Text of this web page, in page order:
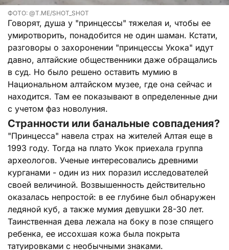
ФОТО: @T.ME/SHOT_SHOT
Говорят, душа у "принцессы" тяжелая и, чтобы ее
умиротворить, понадобится не один шаман. Кстати,
разговоры о захоронении "принцессы Укока" идут
давно, алтайские общественники даже обращались
в суд. Но было решено оставить мумию в
Национальном алтайском музее, где она сейчас и
находится. Там ее показывают в определенные дни
с учетом фаз новолуния.
Странности или банальные совпадения?
"Принцесса" навела страх на жителей Алтая еще в
1993 году. Тогда на плато Укок приехала группа
археологов. Ученые интересовались древними
курганами - один из них поразил исследователей
своей величиной. Возвышенность действительно
оказалась непростой: в ее глубине был обнаружен
ледяной куб, а также мумия девушки 28-30 лет.
Таинственная дева лежала на боку в позе спящего
ребенка, ее иссохшая кожа была покрыта
татуировками с необычными знаками.